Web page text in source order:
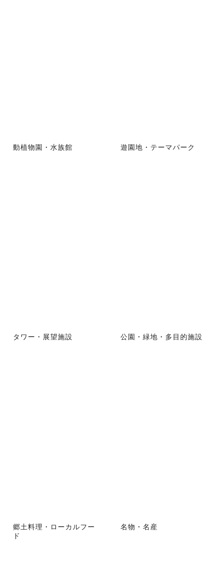
動植物園・水族館 遊園地・テーマパーク
タワー・展望施設 公園・緑地・多目的施設
郷土料理・ローカルフー
ド
名物・名産